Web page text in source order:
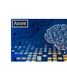
Azure